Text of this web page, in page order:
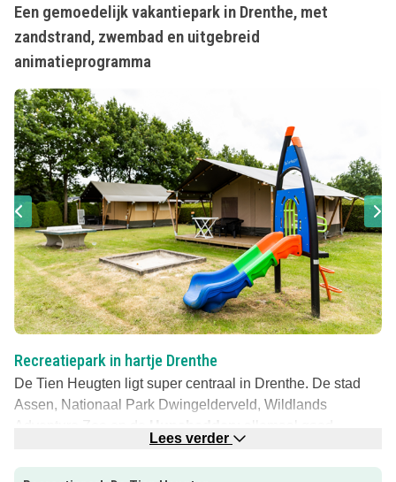
Een gemoedelijk vakantiepark in Drenthe, met
zandstrand, zwembad en uitgebreid
animatieprogramma
Recreatiepark in hartje Drenthe
De Tien Heugten ligt super centraal in Drenthe. De stad
Assen, Nationaal Park Dwingelderveld, Wildlands
bereikbare uitjes. Maar ook op de camping zelf zul je je
goed vermaken!
Lees verder